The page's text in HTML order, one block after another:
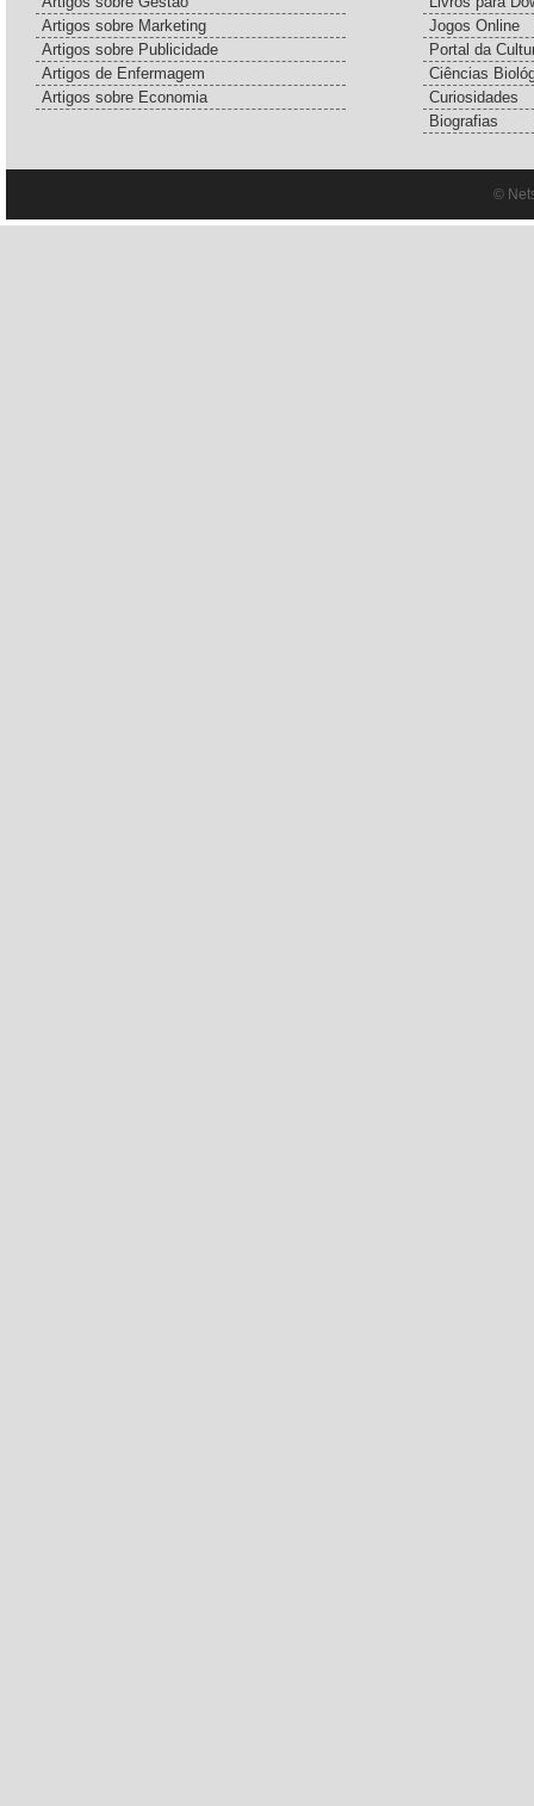
Artigos sobre Marketing
Artigos sobre Publicidade
Artigos de Enfermagem
Artigos sobre Economia
Jogos Online
Portal da
Ciências
Curiosidades
Biografias
©